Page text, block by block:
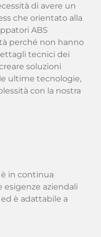
di avere un
che orientato alla
ABS
perché non hanno
tecnici dei
soluzioni
ultime tecnologie,
con la nostra
in continua
esigenze aziendali
è adattabile a